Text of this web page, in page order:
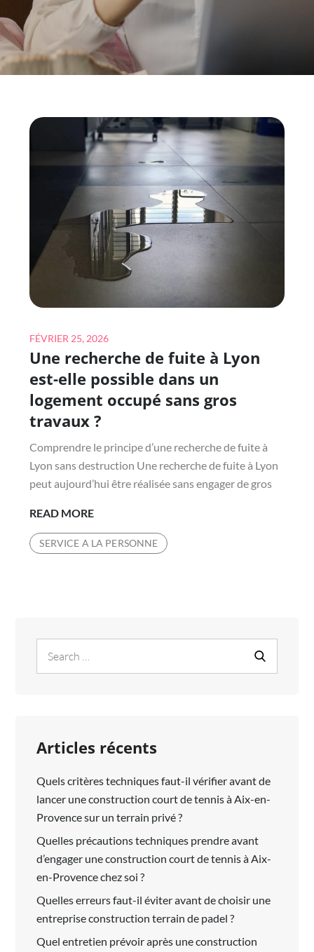
Posted
on
FÉVRIER 25, 2026
Une recherche de fuite à Lyon
est-elle possible dans un
logement occupé sans gros
travaux ?
Comprendre le principe d’une recherche de fuite à
Lyon sans destruction Une recherche de fuite à Lyon
peut aujourd’hui être réalisée sans engager de gros
READ MOREUNE
RECHERCHE
DE
ELLE
DANS
SANS
TRAVAUX
?
SERVICE A LA PERSONNE
Articles récents
Quels critères techniques faut-il vérifier avant de
lancer une construction court de tennis à Aix-en-
Provence sur un terrain privé ?
Quelles précautions techniques prendre avant
d’engager une construction court de tennis à Aix-
en-Provence chez soi ?
Quelles erreurs faut-il éviter avant de choisir une
entreprise construction terrain de padel ?
Quel entretien prévoir après une construction